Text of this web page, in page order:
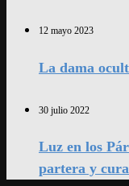
12 mayo 2023
La dama
30 julio 2022
Luz en los
partera y